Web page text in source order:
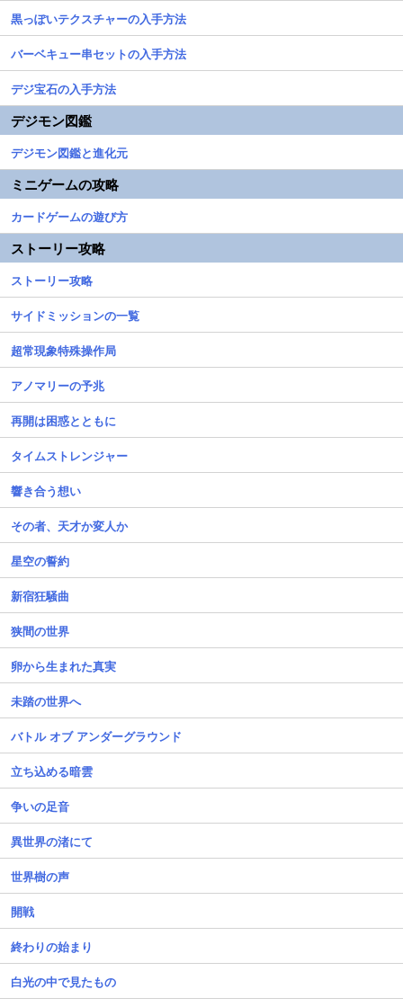
黒っぽいテクスチャーの入手方法
バーベキュー串セットの入手方法
デジ宝石の入手方法
デジモン図鑑
デジモン図鑑と進化元
ミニゲームの攻略
カードゲームの遊び方
ストーリー攻略
ストーリー攻略
サイドミッションの一覧
超常現象特殊操作局
アノマリーの予兆
再開は困惑とともに
タイムストレンジャー
響き合う想い
その者、天才か変人か
星空の誓約
新宿狂騒曲
狭間の世界
卵から生まれた真実
未踏の世界へ
バトル オブ アンダーグラウンド
立ち込める暗雲
争いの足音
異世界の渚にて
世界樹の声
開戦
終わりの始まり
白光の中で見たもの